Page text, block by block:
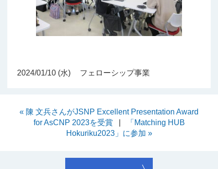
2024/01/10 (水) フェローシップ事業
« 陳 文兵さんがJSNP Excellent Presentation Award
for AsCNP 2023を受賞
「Matching HUB
Hokuriku2023」に参加 »